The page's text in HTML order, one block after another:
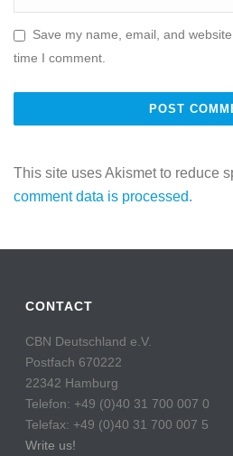
Save my name, email, and
time I comment.
This site uses Akismet to reduce
comment data is processed.
CONTACT
CBN Deutschland e.V.
Postfach 670222
22342 Hamburg
Telefon: +49 (0)40 31 700 007 0
Telefax: +49 (0)40 31 700 007 5
Write us!